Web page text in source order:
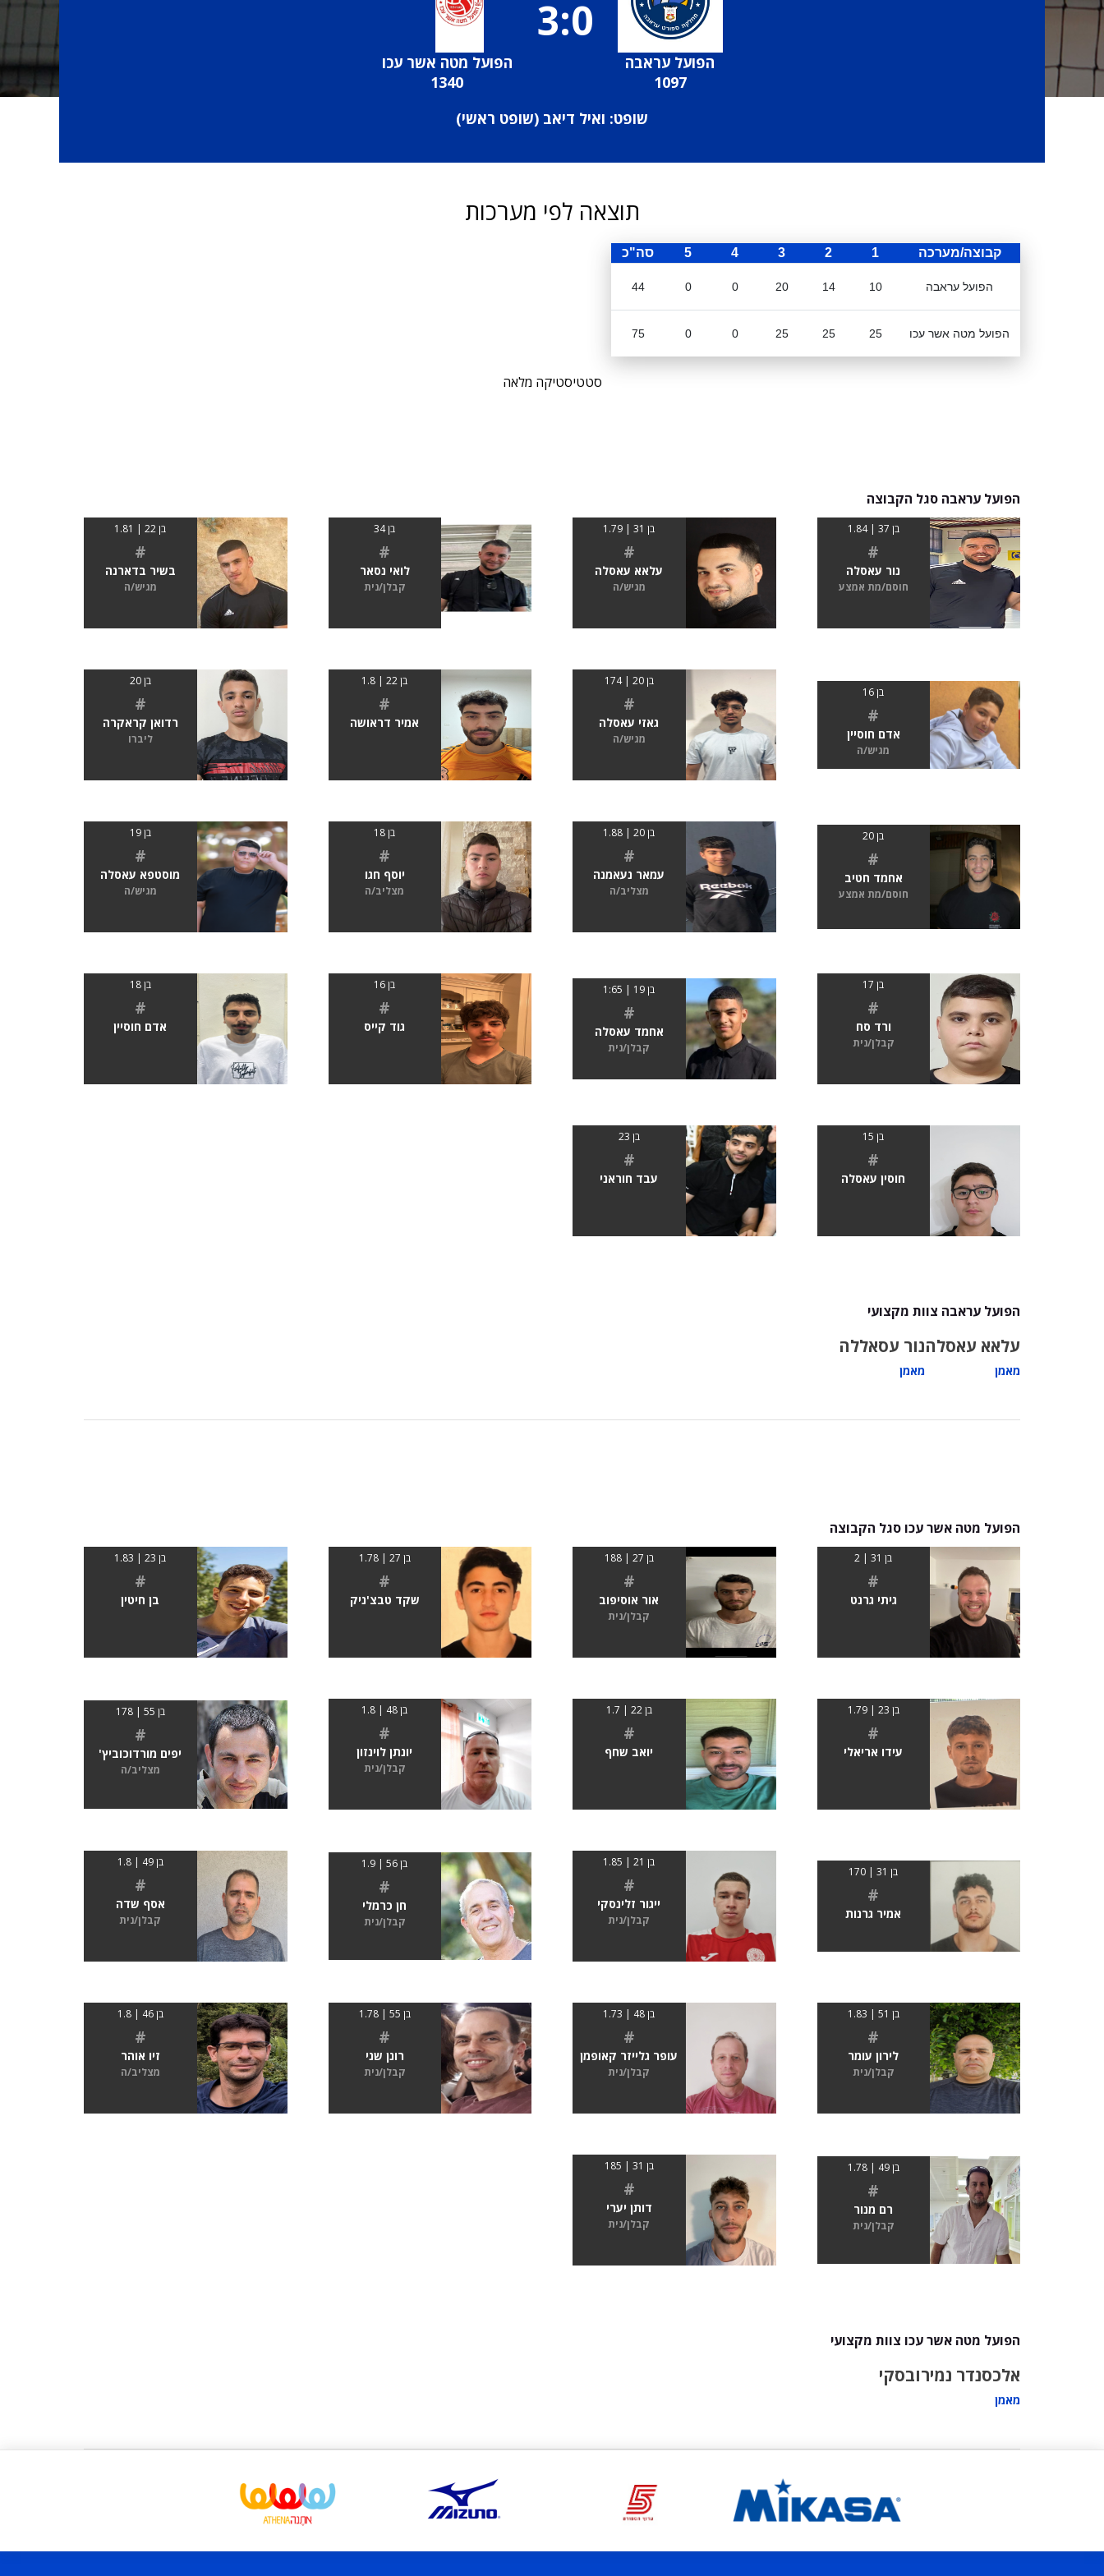
הפועל עראבה
1097
3:0
הפועל מטה אשר עכו
1340
שופט: ואיל דיאב (שופט ראשי)
תוצאה לפי מערכות
קבוצה/מערכה 1
2
3
4
5 סה"כ
הפועל עראבה 10
14
20
0
0
44
הפועל מטה אשר עכו 25
25
25
0
0
75
סטטיסטיקה מלאה
הפועל עראבה סגל הקבוצה
בן 37 | 1.84
#
נור עאסלה
חוסם/מת אמצע
בן 31 | 1.79
#
עלאא עאסלה
מגיש/ה
בן 34
#
לואי נסאר
קבלן/נית
בן 22 | 1.81
#
בשיר בדארנה
מגיש/ה
בן 16
#
אדם חוסיין
מגיש/ה
בן 20 | 174
#
גאזי עאסלה
מגיש/ה
בן 22 | 1.8
#
אמיר דראושה
בן 20
#
רדואן קראקרה
ליברו
בן 20
#
אחמד חטיב
חוסם/מת אמצע
בן 20 | 1.88
#
עמאר נעאמנה
מצליב/ה
בן 18
#
יוסף חגו
מצליב/ה
בן 19
#
מוסטפא עאסלה
מגיש/ה
בן 17
#
ורד סח
קבלן/נית
בן 19 | 1:65
#
אחמד עאסלה
קבלן/נית
בן 16
#
גוד קייס
בן 18
#
אדם חוסיין
בן 15
#
חוסין עאסלה
בן 23
#
עבד חוראני
הפועל עראבה צוות מקצועי
עלאא עאסלה
מאמן
נור עסאללה
מאמן
הפועל מטה אשר עכו סגל הקבוצה
בן 31 | 2
#
גיתי גרנט
בן 27 | 188
#
אור אוסיפוב
קבלן/נית
בן 27 | 1.78
#
שקד טבצ'ניק
בן 23 | 1.83
#
בן חיטין
בן 23 | 1.79
#
עידו אריאלי
בן 22 | 1.7
#
יואב שחף
בן 48 | 1.8
#
יונתן לוינזון
קבלן/נית
בן 55 | 178
#
יפים מורדוכוביץ'
מצליב/ה
בן 31 | 170
#
אמיר גרנות
בן 21 | 1.85
#
ייגור זלינסקי
קבלן/נית
בן 56 | 1.9
#
חן כרמלי
קבלן/נית
בן 49 | 1.8
#
אסף שדה
קבלן/נית
בן 51 | 1.83
#
לירון עומר
קבלן/נית
בן 48 | 1.73
#
עופר גלייזר קאופמן
קבלן/נית
בן 55 | 1.78
#
רונן שני
קבלן/נית
בן 46 | 1.8
#
זיו אוהר
מצליב/ה
בן 49 | 1.78
#
רם מנור
קבלן/נית
בן 31 | 185
#
דותן יערי
קבלן/נית
הפועל מטה אשר עכו צוות מקצועי
אלכסנדר נמירובסקי
מאמן